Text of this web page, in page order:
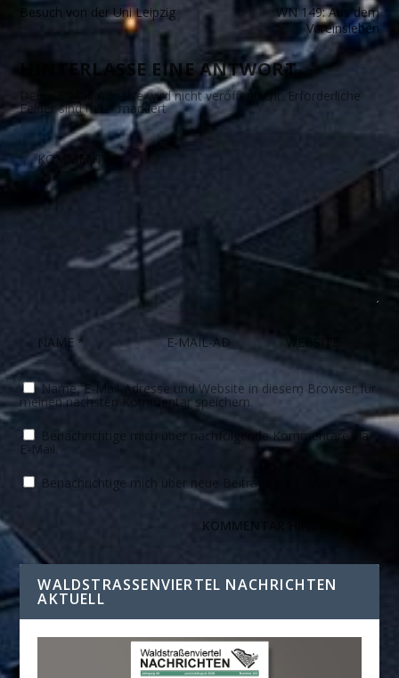
Besuch von der Uni Leipzig
WN 149: Aus dem
Vereinsleben
HINTERLASSE EINE ANTWORT
Deine E-Mail-Adresse wird nicht veröffentlicht. Erforderliche
Felder sind mit *markiert
Name, E-Mail-Adresse und Website in diesem Browser für
meinen nächsten Kommentar speichern.
Benachrichtige mich über nachfolgende Kommentare via
E-Mail.
Benachrichtige mich über neue Beiträge via E-Mail.
WALDSTRASSENVIERTEL NACHRICHTEN A
KTUELL